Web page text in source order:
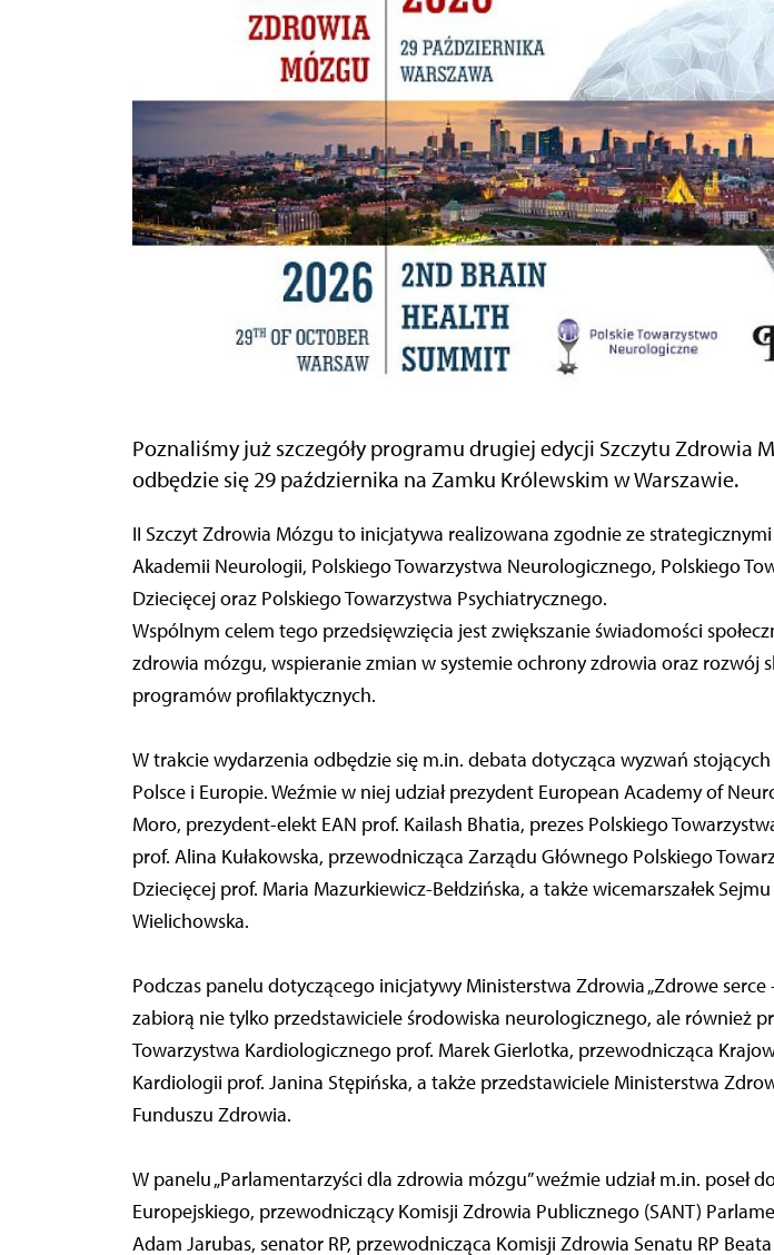
Poznaliśmy już szczegóły programu drugiej edycji Szczytu Zdrowia
odbędzie się 29 października na Zamku Królewskim w Warszawie.
II Szczyt Zdrowia Mózgu to inicjatywa realizowana zgodnie ze
Akademii Neurologii, Polskiego Towarzystwa Neurologicznego, Polskiego
Dziecięcej oraz Polskiego Towarzystwa Psychiatrycznego.
Wspólnym celem tego przedsięwzięcia jest zwiększanie świadomości
zdrowia mózgu, wspieranie zmian w systemie ochrony zdrowia oraz rozwój
programów profilaktycznych.
W trakcie wydarzenia odbędzie się m.in. debata dotycząca wyzwań
Polsce i Europie. Weźmie w niej udział prezydent European Academy of
Moro, prezydent-elekt EAN prof. Kailash Bhatia, prezes Polskiego
prof. Alina Kułakowska, przewodnicząca Zarządu Głównego Polskiego
Dziecięcej prof. Maria Mazurkiewicz-Bełdzińska, a także wicemarszałek
Wielichowska.
Podczas panelu dotyczącego inicjatywy Ministerstwa Zdrowia „Zdrowe serce
zabiorą nie tylko przedstawiciele środowiska neurologicznego, ale również
Towarzystwa Kardiologicznego prof. Marek Gierlotka, przewodnicząca
Kardiologii prof. Janina Stępińska, a także przedstawiciele Ministerstwa
Funduszu Zdrowia.
W panelu „Parlamentarzyści dla zdrowia mózgu” weźmie udział m.in. poseł
Europejskiego, przewodniczący Komisji Zdrowia Publicznego (SANT)
Adam Jarubas, senator RP, przewodnicząca Komisji Zdrowia Senatu RP Beata